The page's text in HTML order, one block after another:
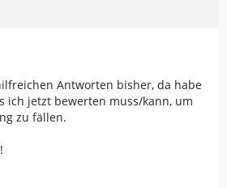
Antworten bisher, da habe
ich jetzt bewerten muss/kann, um
zu fällen.